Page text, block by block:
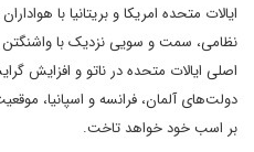
ایالات متحده امریکا و بریتانیا با
نظامی، سمت و سویی نزدیک با واشنگتن
اصلی ایالات متحده در ناتو و افزایش
دولت‌های آلمان، فرانسه و اسپانیا،
بر اسب خود خواهد تاخت.